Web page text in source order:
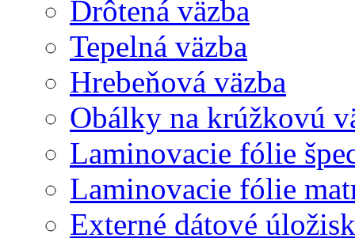
Drôtená väzba
Tepelná väzba
Hrebeňová väzba
Obálky na krúžkovú
Laminovacie fólie
Laminovacie fólie
Externé dátové